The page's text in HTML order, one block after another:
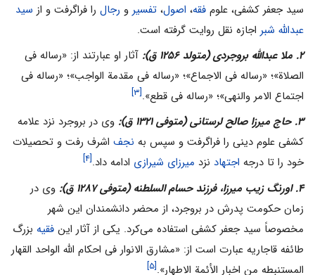
سید جعفر کشفی، علوم فقه، اصول، تفسیر و رجال را فراگرفت و از سید
عبدالله شبر اجازه نقل روایت گرفته است.
۲. ملا عبدالله بروجردی (متولد ۱۲۵۶ ق):
آثار او عبارتند از: «رساله فی
الصلاة»؛ «رساله فی الاجماع»؛ «رساله فی مقدمة الواجب»؛ «رساله فی
اجتماع الامر والنهی»؛ «رساله فی قطع».[۳]
۳. حاج میرزا صالح لرستانی (متوفی ۱۳۲۱ ق):
وی در بروجرد نزد علامه
کشفی علوم دینی را فراگرفت و سپس به نجف اشرف رفت و تحصیلات
خود را تا درجه اجتهاد نزد میرزای شیرازی ادامه داد.[۴]
۴. اورنگ زیب میرزا، فرزند حسام السلطنه (متوفی ۱۲۸۷ ق):
وی در
زمان حکومت پدرش در بروجرد، از محضر دانشمندان این شهر
مخصوصاً سید جعفر کشفی استفاده می‌‌کرد. یکی از آثار این فقیه بزرگ
طائفه قاجاریه عبارت است از: «مشارق الانوار فی احکام الله الواحد القهار
المستنبطه من اخبار الأئمة الاطهار».[۵]